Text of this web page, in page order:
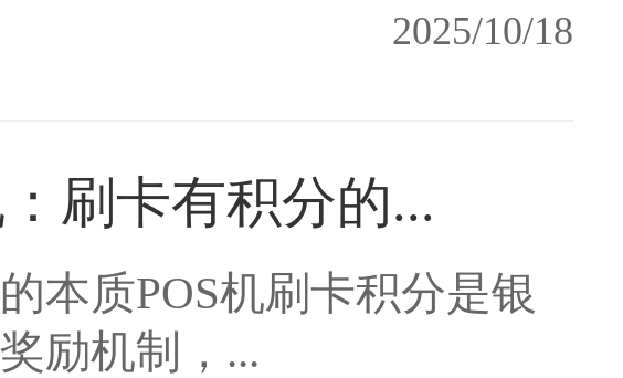
2025/10/18
刷卡有积分的...
本质POS机刷卡积分是银
励机制，...